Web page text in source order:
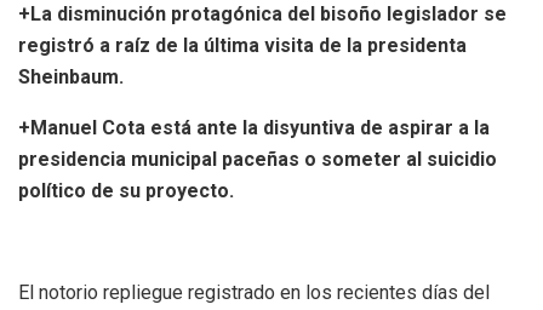
+La disminución protagónica del bisoño legislador se
registró a raíz de la última visita de la presidenta
Sheinbaum.
+Manuel Cota está ante la disyuntiva de aspirar a la
presidencia municipal paceñas o someter al suicidio
político de su proyecto.
El notorio repliegue registrado en los recientes días del